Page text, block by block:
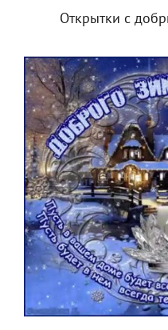
Открытки с